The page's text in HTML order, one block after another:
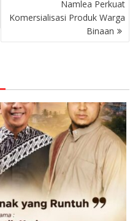
Namlea Perkuat
Komersialisasi Produk Warga
Binaan